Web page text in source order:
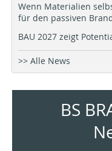
Wenn Materialien
für den passiven
BAU 2027 zeigt
>> Alle News
BS